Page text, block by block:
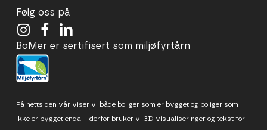
Følg oss på
BoMer er sertifisert som miljøfyrtårn
På nettsiden vår viser vi både boliger som er bygget og boliger som
ikke er bygget enda – derfor bruker vi 3D visualiseringer og tekst for